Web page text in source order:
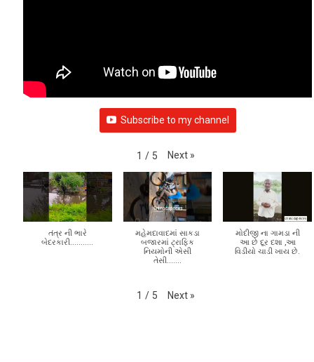
Subscribe to my channel
1 / 5 Next »
તંત્ર ની ભારે
બેદરકારી...........
મહેમદાવાદમાં સાકડા
બજારમાં ટ્રાફિક
નિયમોની એસી
તેસી.......
મોદીજી ના ગામડા ની
આ છે દૂર દશા ,આ
વિડીયો ચાડી ખાય છે.
1 / 5 Next »